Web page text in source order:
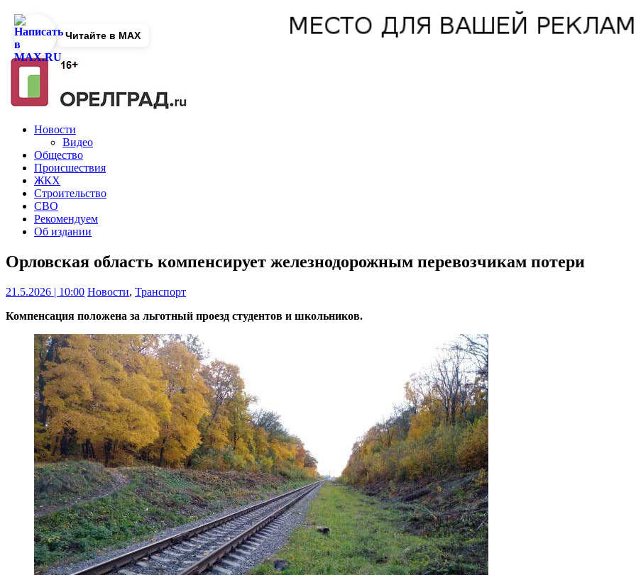
Новости
Видео
Общество
Происшествия
ЖКХ
Строительство
СВО
Рекомендуем
Об издании
Орловская область компенсирует железнодорожным перевозчикам потери
21.5.2026 | 10:00 Новости, Транспорт
Компенсация положена за льготный проезд студентов и школьников.
Читайте в MAX